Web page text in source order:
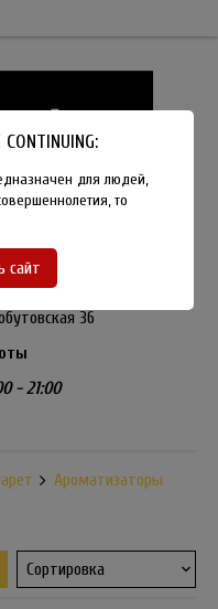
92
Vapeshop
36
- 21:00
Ароматизаторы
для людей,
то
сайт